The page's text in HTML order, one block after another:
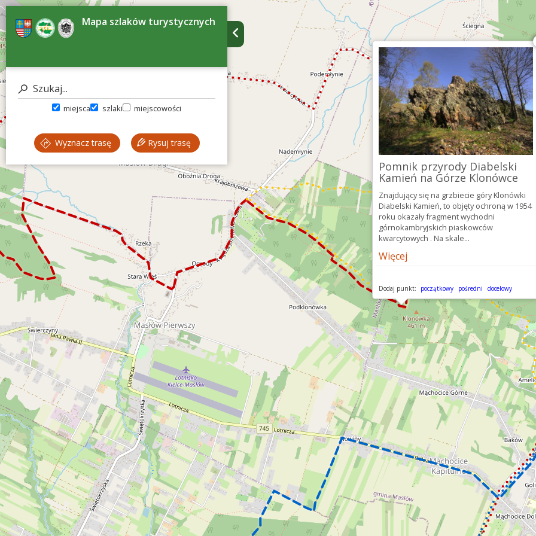
Mapa szlaków turystycznych
miejsca szlaki miejscowości
Wyznacz trasę Rysuj trasę
Pomnik przyrody Diabelski
Kamień na Górze Klonówce
Znajdujący się na grzbiecie góry Klonówki
Diabelski Kamień, to objęty ochroną w 1954
roku okazały fragment wychodni
górnokambryjskich piaskowców
kwarcytowych . Na skale...
Więcej
Dodaj punkt: początkowy pośredni docelowy